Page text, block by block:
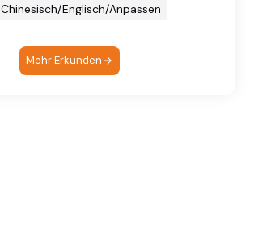
Chinesisch/Englisch/Anpassen
Mehr Erkunden